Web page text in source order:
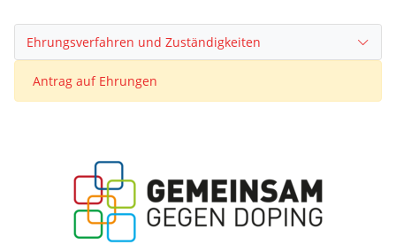
Ehrungsverfahren und Zuständigkeiten
Antrag auf Ehrungen